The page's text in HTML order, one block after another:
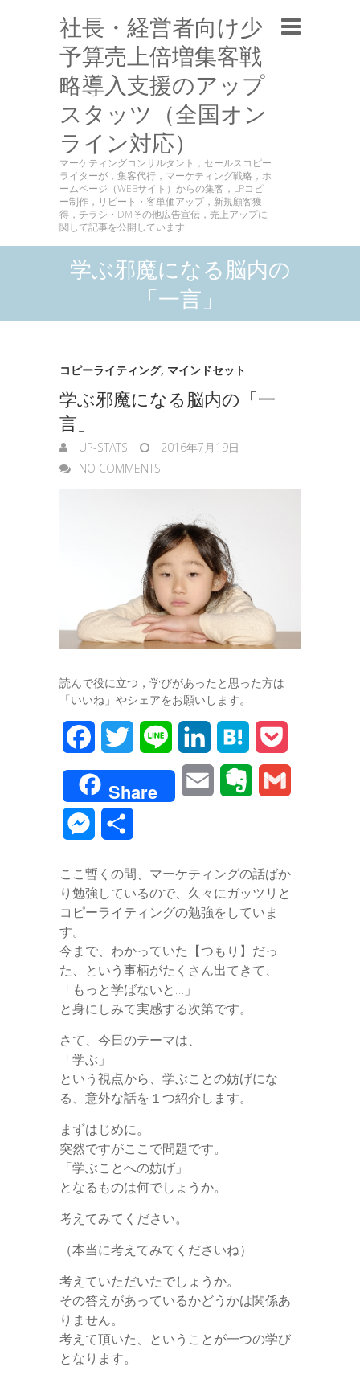
社長・経営者向け少
予算売上倍増集客戦
略導入支援のアップ
スタッツ（全国オン
ライン対応）
マーケティングコンサルタント，セールスコピー
ライターが，集客代行，マーケティング戦略，ホ
ームページ（WEBサイト）からの集客，LPコピ
ー制作，リピート・客単価アップ，新規顧客獲
得，チラシ・DMその他広告宣伝，売上アップに
関して記事を公開しています
学ぶ邪魔になる脳内の
「一言」
コピーライティング, マインドセット
学ぶ邪魔になる脳内の「一
言」
UP-STATS
2016年7月19日
NO COMMENTS
読んで役に立つ，学びがあったと思った方は
「いいね」やシェアをお願いします。
a
c
e
b
o
k
w
i
t
e
i
n
i
n
e
d
n
a
t
n
a
o
c
t
Share
i
r
n
t
s
e
n
g
r
ここ暫くの間、マーケティングの話ばか
り勉強しているので、久々にガッツリと
コピーライティングの勉強をしていま
す。
今まで、わかっていた【つもり】だっ
た、という事柄がたくさん出てきて、
「もっと学ばないと…」
と身にしみて実感する次第です。
さて、今日のテーマは、
「学ぶ」
という視点から、学ぶことの妨げにな
る、意外な話を１つ紹介します。
まずはじめに。
突然ですがここで問題です。
「学ぶことへの妨げ」
となるものは何でしょうか。
考えてみてください。
（本当に考えてみてくださいね）
考えていただいたでしょうか。
その答えがあっているかどうかは関係あ
りません。
考えて頂いた、ということが一つの学び
となります。